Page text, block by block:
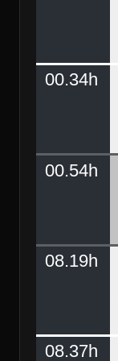
00.34h
00.54h
08.19h
08.37h